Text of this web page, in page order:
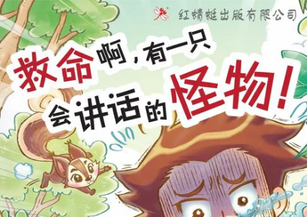
天天免運 美食蛋糕 養生保健 民生用品
居家生活 3C家電 運動休閒 親子玩具
女裝 男裝 化妝保養 情趣用品
日本購物 電子/紙本書
HOT